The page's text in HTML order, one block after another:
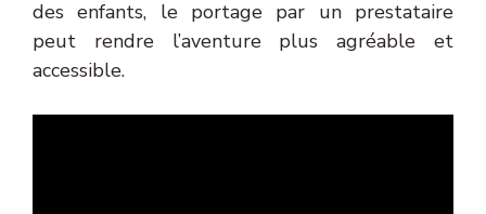
des enfants, le portage par un prestataire
peut rendre l’aventure plus agréable et
accessible.